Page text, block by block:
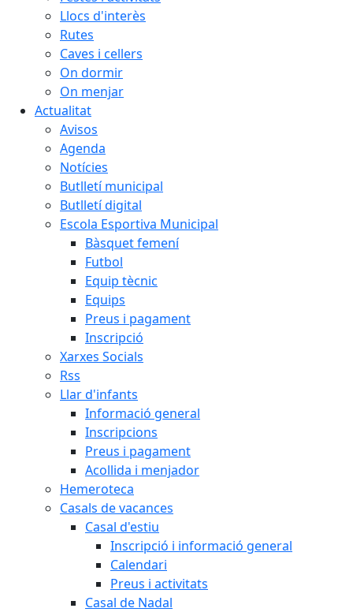
Llocs d'interès
Rutes
Caves i cellers
On dormir
On menjar
Actualitat
Avisos
Agenda
Notícies
Butlletí municipal
Butlletí digital
Escola Esportiva Municipal
Bàsquet femení
Futbol
Equip tècnic
Equips
Preus i pagament
Inscripció
Xarxes Socials
Rss
Llar d'infants
Informació general
Inscripcions
Preus i pagament
Acollida i menjador
Hemeroteca
Casals de vacances
Casal d'estiu
Inscripció i informació general
Calendari
Preus i activitats
Casal de Nadal